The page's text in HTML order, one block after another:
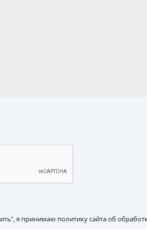
я принимаю политику сайта об